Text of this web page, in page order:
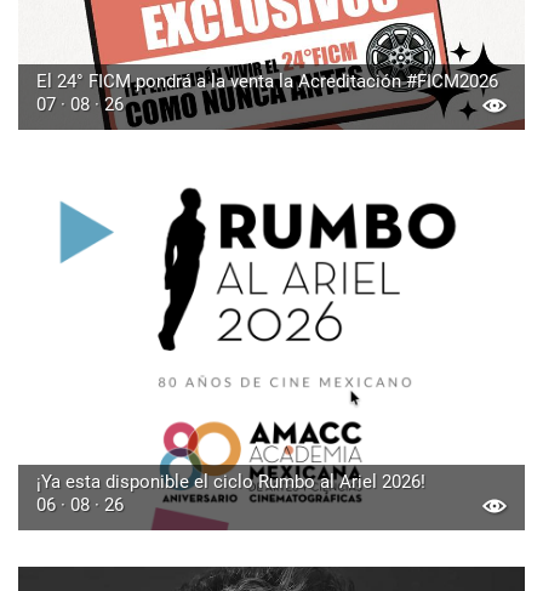
El 24° FICM pondrá a la venta la Acreditación #FICM2026
07 · 08 · 26
¡Ya esta disponible el ciclo Rumbo al Ariel 2026!
06 · 08 · 26